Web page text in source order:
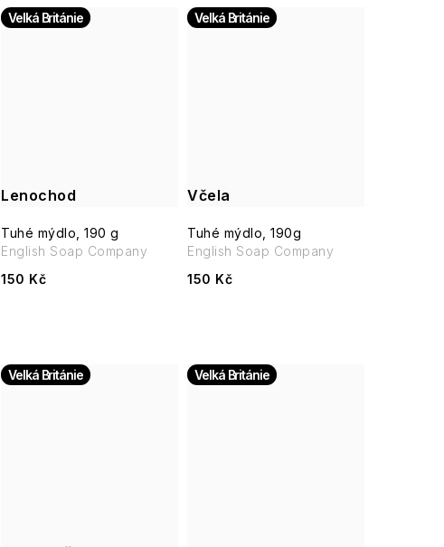
Lenochod
Velká Británie
Tuhé mýdlo, 190 g
150 Kč
English Soap Company
Včela
Velká Británie
Tuhé mýdlo, 190g
150 Kč
English Soap Company
Velká Británie Velká Británie